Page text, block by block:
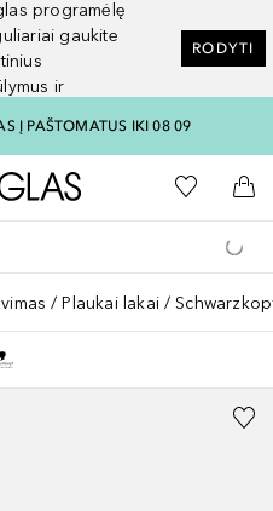
programėlę
gaukite
ir
RODYTI
Į PAŠTOMATUS IKI 08 09
Į Douglas pagrindinį
Į mano
Į
Plaukai lakai